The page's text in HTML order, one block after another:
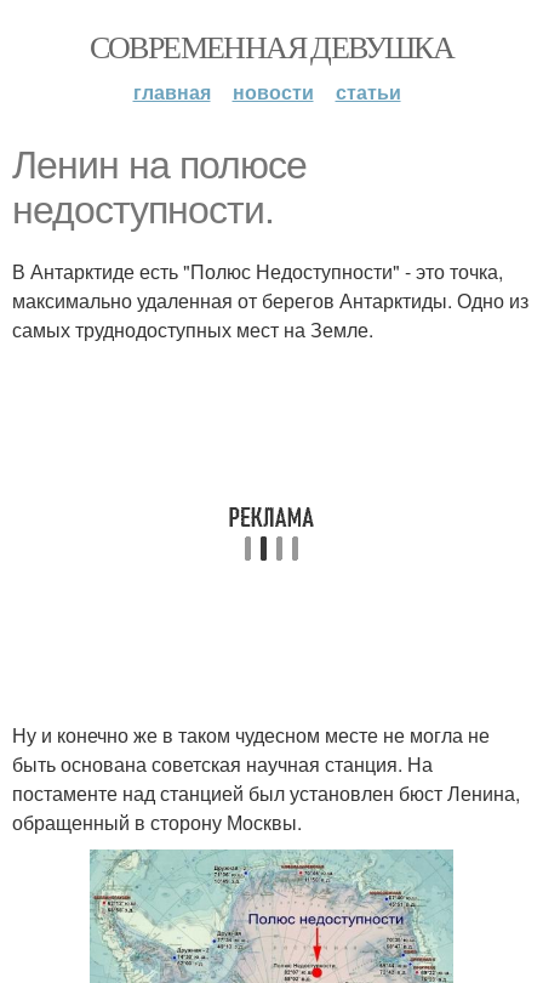
СОВРЕМЕННАЯ ДЕВУШКА
главная новости статьи
Ленин на полюсе
недоступности.
В Антарктиде есть "Полюс Недоступности" - это точка,
максимально удаленная от берегов Антарктиды. Одно из
самых труднодоступных мест на Земле.
Ну и конечно же в таком чудесном месте не могла не
быть основана советская научная станция. На
постаменте над станцией был установлен бюст Ленина,
обращенный в сторону Москвы.